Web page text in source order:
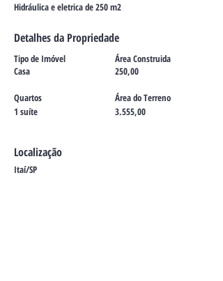
Hidráulica e eletrica de 250 m2
Detalhes da Propriedade
Tipo de Imóvel
Casa
Quartos
1 suíte
Área Construida
250,00
Área do Terreno
3.555,00
Localização
Itaí/SP